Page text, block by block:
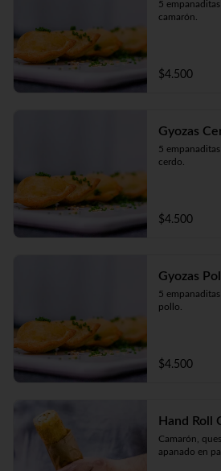
5
camarón.
$4.500
Gyozas
5
cerdo.
$4.500
Gyozas
5
pollo.
$4.500
Hand Roll
Camarón,
apanado en